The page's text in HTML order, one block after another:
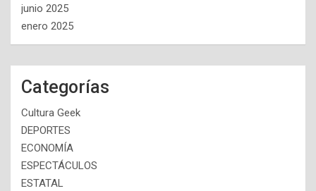
junio 2025
enero 2025
Categorías
Cultura Geek
DEPORTES
ECONOMÍA
ESPECTÁCULOS
ESTATAL